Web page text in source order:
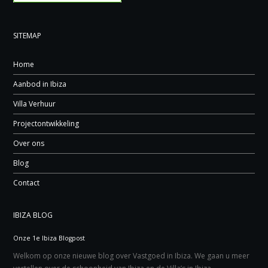
SITEMAP
Home
Aanbod in Ibiza
Villa Verhuur
Projectontwikkeling
Over ons
Blog
Contact
IBIZA BLOG
Onze 1e Ibiza Blogpost
Welkom op onze nieuwe blog over Vastgoed in Ibiza. We gaan u meer